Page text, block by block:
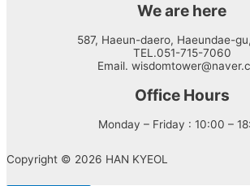
We are here
587, Haeun-daero, Haeundae-
TEL.051-715-7060
Email.
Office Hours
Monday – Friday : 10:00 –
Copyright © 2026 HAN KYEOL